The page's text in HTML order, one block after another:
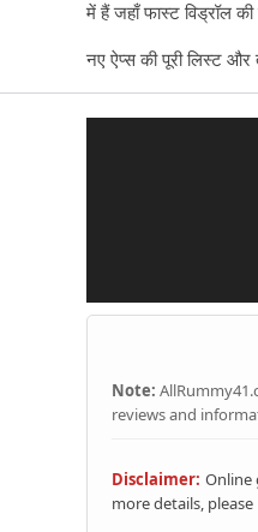
में हैं जहाँ फास्ट विड्रॉल
नए ऐप्स की पूरी लिस्ट
Note:
reviews and
Disclaimer: Online
more details,